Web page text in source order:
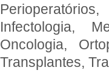
Infectologia,
Oncologia,
Transplantes,